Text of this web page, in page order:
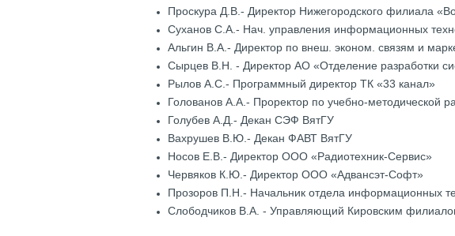
Проскура Д.В.- Директор Нижегородского филиала
Суханов С.А.- Нач. управления информационных
Альгин В.А.- Директор по внеш. эконом. связям и
Сырцев В.Н. - Директор АО «Отделение разработки
Рылов А.С.- Программный директор ТК «33 канал»
Голованов А.А.- Проректор по учебно-методической
Голубев А.Д.- Декан СЭФ ВятГУ
Вахрушев В.Ю.- Декан ФАВТ ВятГУ
Носов Е.В.- Директор ООО «Радиотехник-Сервис»
Червяков К.Ю.- Директор ООО «Адвансэт-Софт»
Прозоров П.Н.- Начальник отдела информационных
Слободчиков В.А. - Управляющий Кировским